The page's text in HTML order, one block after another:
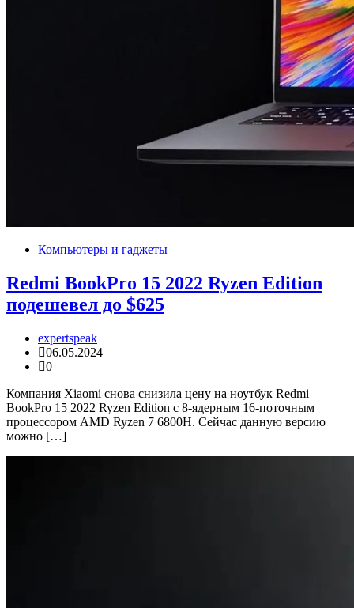
Компьютеры и гаджеты
Redmi BookPro 15 2022 Ryzen Edition
подешевел до $625
expertspeak
06.05.2024
0
Компания Xiaomi снова снизила цену на ноутбук Redmi
BookPro 15 2022 Ryzen Edition с 8-ядерным 16-поточным
процессором AMD Ryzen 7 6800H. Сейчас данную версию
можно […]